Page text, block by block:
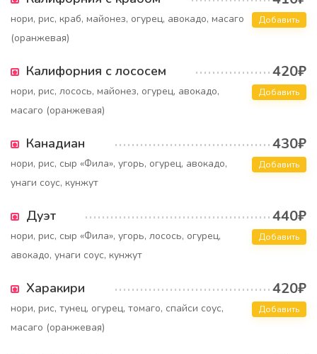
нори, рис, краб, майонез, огурец, авокадо, масаго
(оранжевая)
Добавить
Калифорния с лососем 420₽
нори, рис, лосось, майонез, огурец, авокадо,
масаго (оранжевая)
Добавить
Канадиан 430₽
нори, рис, сыр «Фила», угорь, огурец, авокадо,
унаги соус, кунжут
Добавить
Дуэт 440₽
нори, рис, сыр «Фила», угорь, лосось, огурец,
авокадо, унаги соус, кунжут
Добавить
Харакири 420₽
нори, рис, тунец, огурец, томаго, спайси соус,
масаго (оранжевая)
Добавить